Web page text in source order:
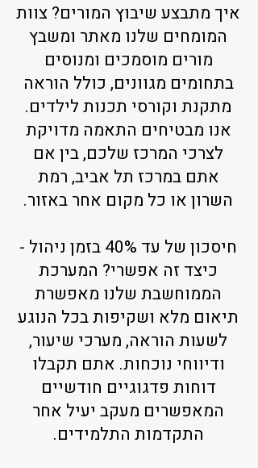
איך מתבצע שיבוץ המורים? צוות
המומחים שלנו מאתר ומשבץ
מורים מוסמכים ומנוסים
בתחומים מגוונים, כולל הוראה
מתקנת וקורסי תכנות לילדים.
אנו מבטיחים התאמה מדויקת
לצרכי המרכז שלכם, בין אם
אתם במרכז תל אביב, רמת
השרון או כל מקום אחר באזור.
חיסכון של עד 40% בזמן ניהול -
כיצד זה אפשרי? המערכת
הממוחשבת שלנו מאפשרת
תיאום מלא ושקיפות בכל הנוגע
לשעות הוראה, מערכי שיעור,
ודיווחי נוכחות. אתם תקבלו
דוחות פדגוגיים חודשיים
המאפשרים מעקב יעיל אחר
התקדמות התלמידים.